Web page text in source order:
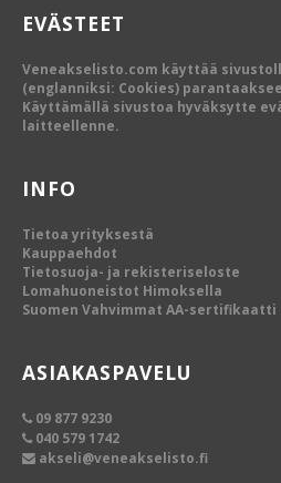
EVÄSTEET
Veneakselisto.com käyttää
(englanniksi: Cookies)
Käyttämällä sivustoa hyväksytte
laitteellenne.
INFO
Tietoa yrityksestä
Kauppaehdot
Tietosuoja- ja rekisteriseloste
Lomahuoneistot Himoksella
Suomen Vahvimmat AA-sertifikaatti
ASIAKASPAVELU
09 877 9230
040 579 1742
akseli@veneakselisto.fi